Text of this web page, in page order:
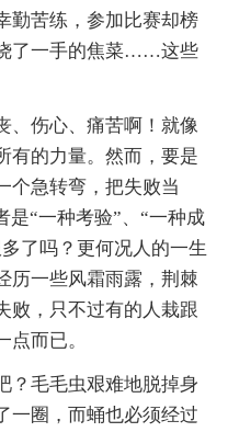
勤苦练，参加比赛却榜
了一手的焦菜……这些
、伤心、痛苦啊！就像
有的力量。然而，要是
个急转弯，把失败当
是“一种考验”、“一种成
了吗？更何况人的一生
历一些风霜雨露，荆棘
败，只不过有的人栽跟
而已。
？毛毛虫艰难地脱掉身
一圈，而蛹也必须经过